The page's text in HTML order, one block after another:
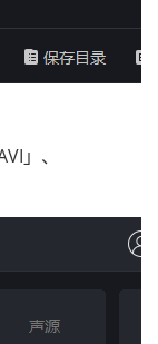
」、